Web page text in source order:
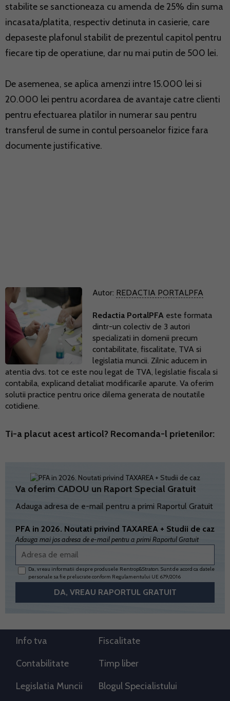
stabilite se sanctioneaza cu amenda de 25% din suma
incasata/platita, respectiv detinuta in casierie, care
depaseste plafonul stabilit de prezentul capitol pentru
fiecare tip de operatiune, dar nu mai putin de 500 lei.
De asemenea, se aplica amenzi intre 15.000 lei si
20.000 lei pentru acordarea de avantaje catre clienti
pentru efectuarea platilor in numerar sau pentru
transferul de sume in contul persoanelor fizice fara
documente justificative.
Autor: REDACTIA PORTALPFA
Redactia PortalPFA este formata
dintr-un colectiv de 3 autori
specializati in domenii precum
contabilitate, fiscalitate, TVA si
legislatia muncii. Zilnic aducem in
atentia dvs. tot ce este nou legat de TVA, legislatie fiscala si
contabila, explicand detaliat modificarile aparute. Va oferim
solutii practice pentru orice dilema generata de noutatile
cotidiene.
Ti-a placut acest articol? Recomanda-l prietenilor:
Va oferim CADOU un Raport Special Gratuit
Adauga adresa de e-mail pentru a primi Raportul Gratuit
PFA in 2026. Noutati privind TAXAREA + Studii de caz
Adauga mai jos adresa de e-mail pentru a primi Raportul Gratuit
Da, vreau informatii despre produsele Rentrop&Straton. Sunt de acord ca datele
personale sa fie prelucrate conform Regulamentului UE 679/2016
Info tva Fiscalitate
Contabilitate Timp liber
Legislatia Muncii Blogul Specialistului